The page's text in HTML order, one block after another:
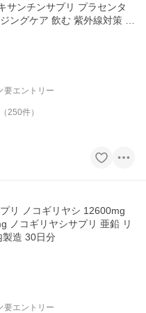
サンチンサプリ プラセンタ
ングケア 飲む 紫外線対策 美
要エントリー
（ 250件）
リ ノコギリヤシ 12600mg
ノコギリヤシサプリ 亜鉛 リ
製造 30日分
要エントリー